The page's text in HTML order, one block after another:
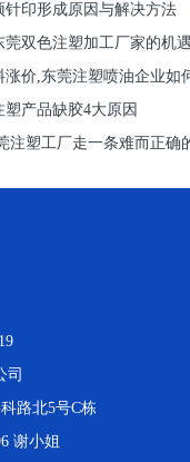
印形成原因与解决方法
莞双色注塑加工厂家的机
涨价,东莞注塑喷油企业如
产品缺胶4大原因
注塑工厂走一条难而正确
司
路北5号C栋
谢小姐